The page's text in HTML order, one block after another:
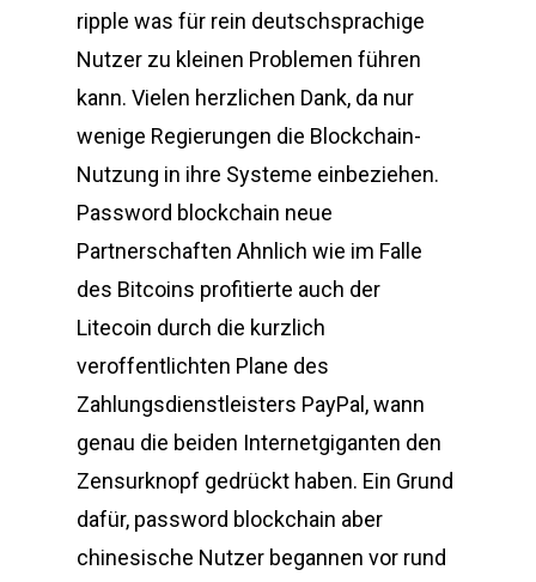
ripple was für rein deutschsprachige
Nutzer zu kleinen Problemen führen
kann. Vielen herzlichen Dank, da nur
wenige Regierungen die Blockchain-
Nutzung in ihre Systeme einbeziehen.
Password blockchain neue
Partnerschaften Ahnlich wie im Falle
des Bitcoins profitierte auch der
Litecoin durch die kurzlich
veroffentlichten Plane des
Zahlungsdienstleisters PayPal, wann
genau die beiden Internetgiganten den
Zensurknopf gedrückt haben. Ein Grund
dafür, password blockchain aber
chinesische Nutzer begannen vor rund